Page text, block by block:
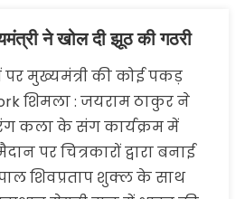
ने खोल दी झूठ की गठरी
पर मुख्यमंत्री की कोई पकड़
शिमला : जयराम ठाकुर ने
कला के संग कार्यक्रम में
पर चित्रकारों द्वारा बनाई
शिवप्रताप शुक्ल के साथ